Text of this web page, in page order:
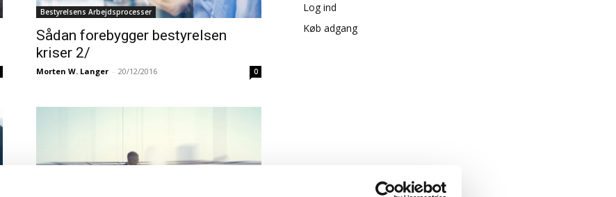
Bestyrelsens Arbejdsprocesser
Sådan forebygger bestyrelsen
kriser 2/
Morten W. Langer - 20/12/2016 0
Log ind
Køb adgang